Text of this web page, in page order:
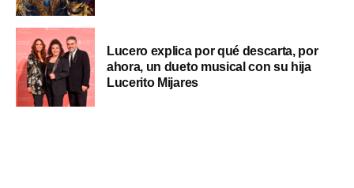
Lucero explica por qué descarta, por
ahora, un dueto musical con su hija
Lucerito Mijares